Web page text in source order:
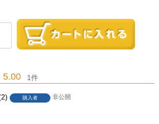
5.00 1
2 購入者
非公開